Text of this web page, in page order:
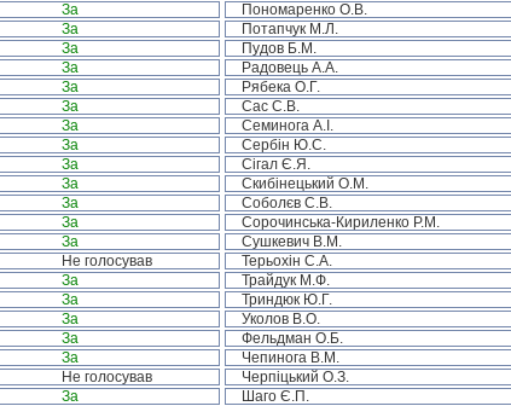
За Пономаренко О.В.
За Потапчук М.Л.
За Пудов Б.М.
За Радовець А.А.
За Рябека О.Г.
За Сас С.В.
За Семинога А.І.
За Сербін Ю.С.
За Сігал Є.Я.
За Скибінецький О.М.
За Соболєв С.В.
За Сорочинська-Кириленко Р.М.
За Сушкевич В.М.
Не голосував Терьохін С.А.
За Трайдук М.Ф.
За Триндюк Ю.Г.
За Уколов В.О.
За Фельдман О.Б.
За Чепинога В.М.
Не голосував Черпіцький О.З.
За Шаго Є.П.